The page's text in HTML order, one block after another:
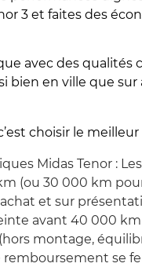
3 et faites des
avec des qualités
en ville que sur
choisir le
Midas Tenor :
(ou 30 000 km
et sur
avant 40 000
montage,
se